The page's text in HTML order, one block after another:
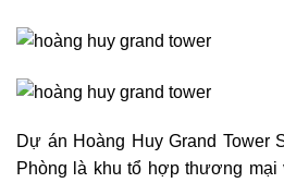
Dự án Hoàng Huy Grand Tower
Phòng là khu tổ hợp thương